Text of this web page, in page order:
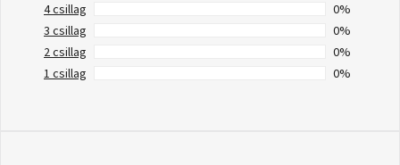
4 csillag
0%
3 csillag
0%
2 csillag
0%
1 csillag
0%